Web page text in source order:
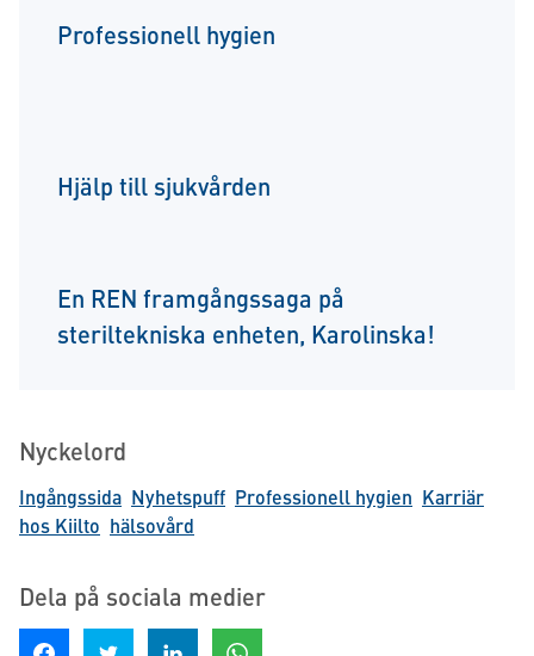
Professionell hygien
Hjälp till sjukvården
En REN framgångssaga på
steriltekniska enheten, Karolinska!
Nyckelord
Ingångssida Nyhetspuff Professionell hygien Karriär
hos Kiilto hälsovård
Dela på sociala medier
Dela på Facebook Dela på Twitter Dela på LinkedIn